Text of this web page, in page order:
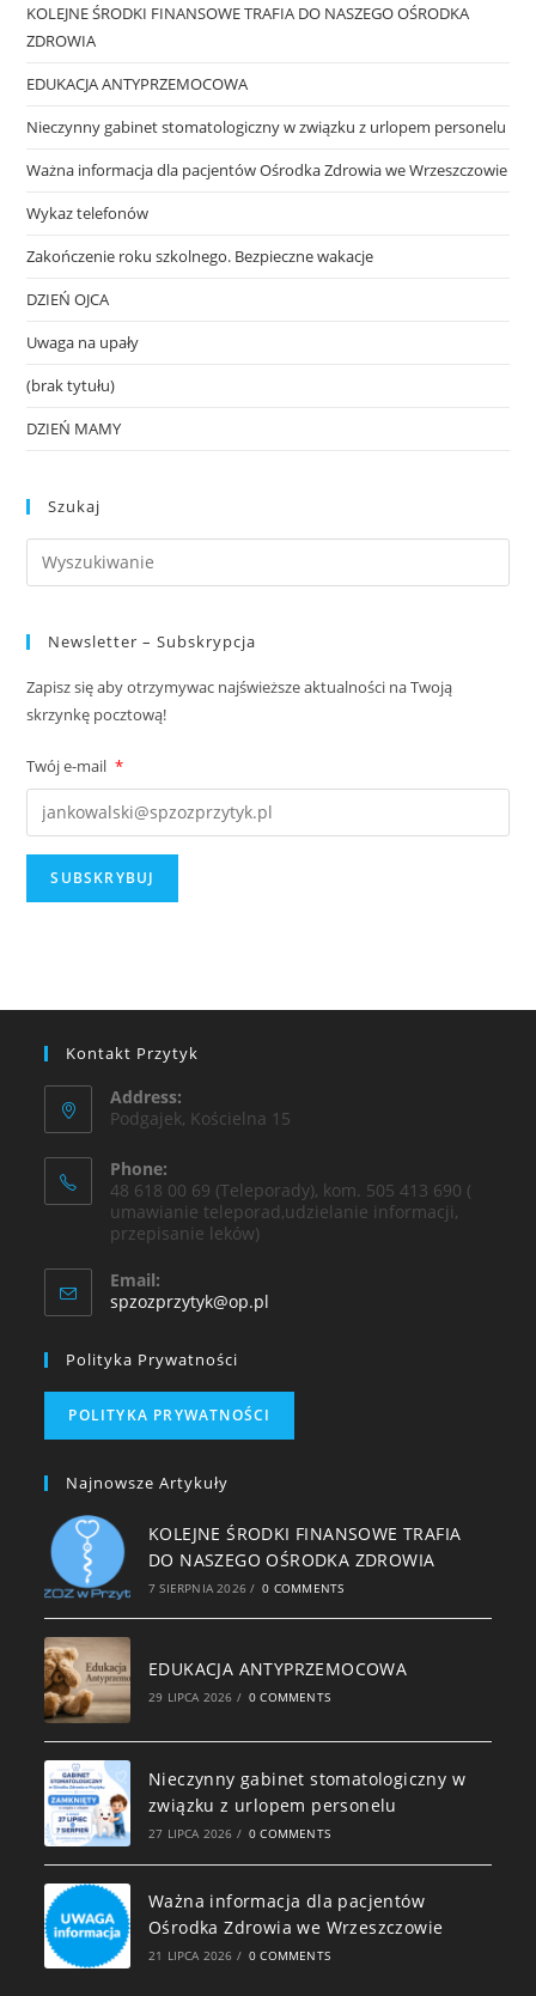
KOLEJNE ŚRODKI FINANSOWE TRAFIA DO NASZEGO OŚRODKA
ZDROWIA
EDUKACJA ANTYPRZEMOCOWA
Nieczynny gabinet stomatologiczny w związku z urlopem personelu
Ważna informacja dla pacjentów Ośrodka Zdrowia we Wrzeszczowie
Wykaz telefonów
Zakończenie roku szkolnego. Bezpieczne wakacje
DZIEŃ OJCA
Uwaga na upały
(brak tytułu)
DZIEŃ MAMY
Szukaj
Newsletter – Subskrypcja
Zapisz się aby otrzymywac najświeższe aktualności na Twoją
skrzynkę pocztową!
Twój e-mail *
Kontakt Przytyk
Address:
Podgajek, Kościelna 15
Phone:
48 618 00 69 (Teleporady), kom. 505 413 690 (
umawianie teleporad,udzielanie informacji,
przepisanie leków)
Email:
spzozprzytyk@op.pl
Polityka Prywatności
POLITYKA PRYWATNOŚCI
Najnowsze Artykuły
KOLEJNE ŚRODKI FINANSOWE TRAFIA
DO NASZEGO OŚRODKA ZDROWIA
7 SIERPNIA 2026 / 0 COMMENTS
EDUKACJA ANTYPRZEMOCOWA
29 LIPCA 2026 / 0 COMMENTS
Nieczynny gabinet stomatologiczny w
związku z urlopem personelu
27 LIPCA 2026 / 0 COMMENTS
Ważna informacja dla pacjentów
Ośrodka Zdrowia we Wrzeszczowie
21 LIPCA 2026 / 0 COMMENTS